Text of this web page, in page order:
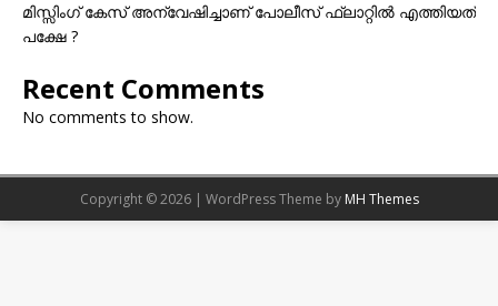
മിസ്സിംഗ് കേസ് അന്വേഷിച്ചാണ് പോലീസ് ഫ്ലാറ്റിൽ എത്തിയത്
പക്ഷേ ?
Recent Comments
No comments to show.
Copyright © 2026 | WordPress Theme by MH Themes